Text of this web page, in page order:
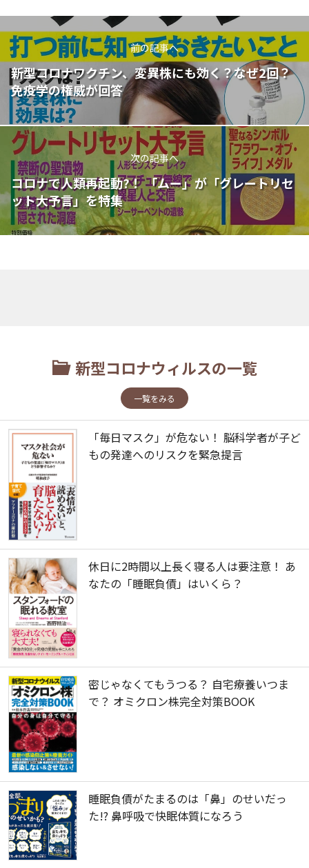
前の記事へ
新型コロナワクチン、変異株にも効く？なぜ2回？
免疫学の権威が回答
次の記事へ
コロナで人類再起動?！ 「ムー」が「グレートリセ
ット大予言」を特集
新型コロナウィルスの一覧
一覧をみる
「毎日マスク」が危ない！ 脳科学者が子ど
もの発達へのリスクを緊急提言
休日に2時間以上長く寝る人は要注意！ あ
なたの「睡眠負債」はいくら？
密じゃなくてもうつる？ 自宅療養いつま
で？ オミクロン株完全対策BOOK
睡眠負債がたまるのは「鼻」のせいだっ
た!? 鼻呼吸で快眠体質になろう